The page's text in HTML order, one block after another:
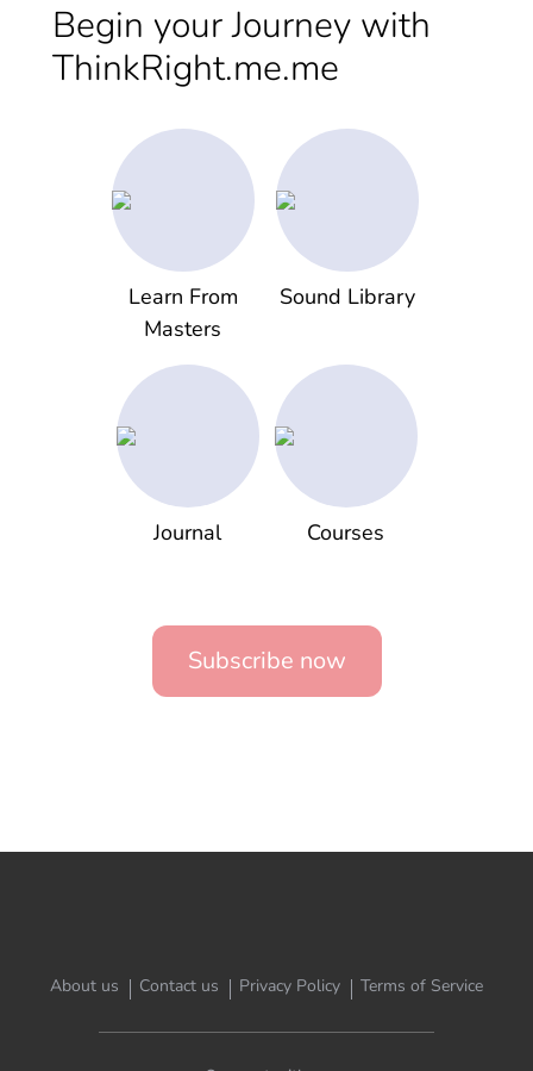
Begin your Journey with
ThinkRight.me.me
Learn From
Masters
Sound Library
Journal Courses
Subscribe now
About us Contact us Privacy Policy Terms of Service